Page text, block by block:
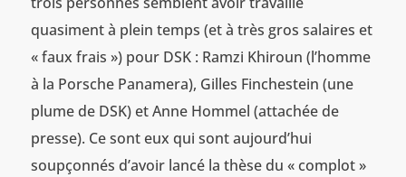
quasiment à plein temps (et à très gros salaires et
« faux frais ») pour DSK : Ramzi Khiroun (l’homme
à la Porsche Panamera), Gilles Finchestein (une
plume de DSK) et Anne Hommel (attachée de
presse). Ce sont eux qui sont aujourd’hui
soupçonnés d’avoir lancé la thèse du « complot »